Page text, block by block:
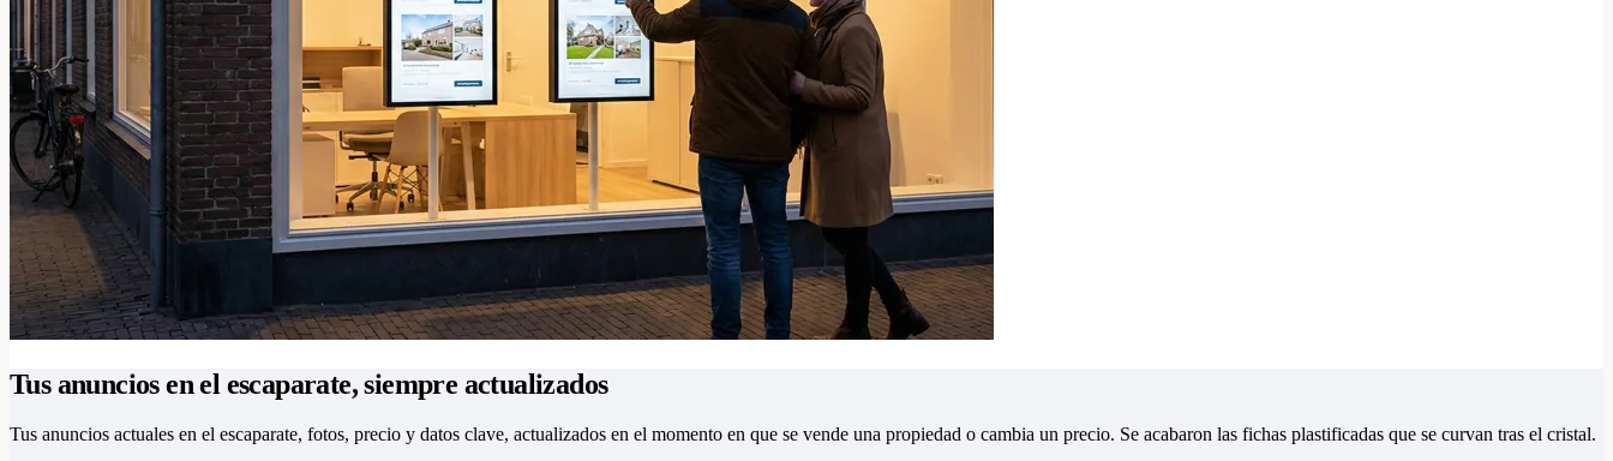
Tus anuncios en el escaparate, siempre actualizados
Tus anuncios actuales en el escaparate, fotos, precio y datos clave, actualizados en el momento en que se vende una propiedad o cambia un precio. Se acabaron las fichas plastificadas que se curvan tras el cristal.